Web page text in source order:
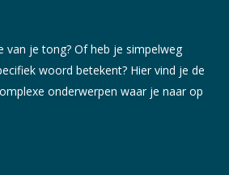
van je tong? Of heb je simpelweg
woord betekent? Hier vind je de
onderwerpen waar je naar op